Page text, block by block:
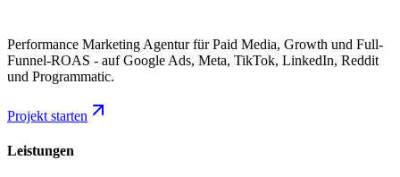
Performance Marketing Agentur für Paid Media, Growth und Full-
Funnel-ROAS - auf Google Ads, Meta, TikTok, LinkedIn, Reddit
und Programmatic.
Projekt starten
Leistungen